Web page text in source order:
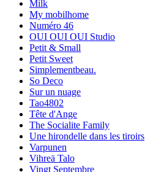
Milk
My mobilhome
Numéro 46
OUI OUI OUI Studio
Petit & Small
Petit Sweet
Simplementbeau.
So Deco
Sur un nuage
Tao4802
Tête d'Ange
The Socialite Family
Une hirondelle dans les tiroirs
Varpunen
Vihreä Talo
Vingt Septembre